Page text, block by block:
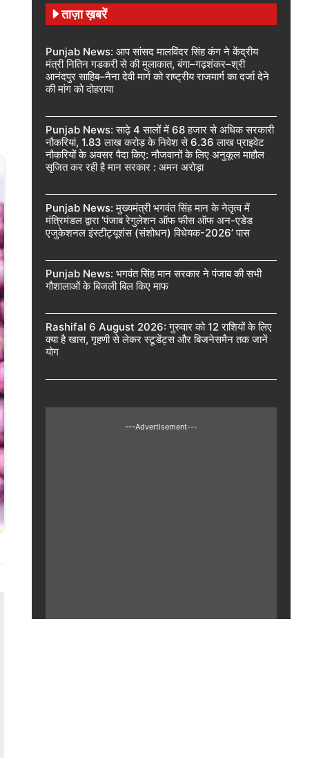
ताज़ा ख़बरें
Punjab News: आप सांसद मालविंदर सिंह कंग ने केंद्रीय
मंत्री नितिन गडकरी से की मुलाकात, बंगा–गढ़शंकर–श्री
आनंदपुर साहिब–नैना देवी मार्ग को राष्ट्रीय राजमार्ग का दर्जा देने
की मांग को दोहराया
Punjab News: साढ़े 4 सालों में 68 हजार से अधिक सरकारी
नौकरियां, 1.83 लाख करोड़ के निवेश से 6.36 लाख प्राइवेट
नौकरियों के अवसर पैदा किए: नौजवानों के लिए अनुकूल माहौल
सृजित कर रही है मान सरकार : अमन अरोड़ा
Punjab News: मुख्यमंत्री भगवंत सिंह मान के नेतृत्व में
मंत्रिमंडल द्वारा ‘पंजाब रेगुलेशन ऑफ फीस ऑफ अन-एडेड
एजुकेशनल इंस्टीट्यूशंस (संशोधन) विधेयक-2026’ पास
Punjab News: भगवंत सिंह मान सरकार ने पंजाब की सभी
गौशालाओं के बिजली बिल किए माफ
Rashifal 6 August 2026: गुरुवार को 12 राशियों के लिए
क्या है खास, गृहणी से लेकर स्टूडेंट्स और बिजनेसमैन तक जानें
योग
---Advertisement---